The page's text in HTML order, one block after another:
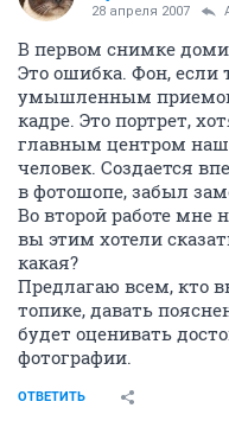
28 апреля 2007
В первом снимке
Это ошибка. Фон, если
умышленным
кадре. Это портрет,
главным центром
человек. Создается
в фотошопе, забыл
Во второй работе мне
вы этим хотели
какая?
Предлагаю всем, кто
топике, давать
будет оценивать
фотографии.
ОТВЕТИТЬ